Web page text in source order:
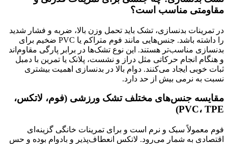
مقاومتی مناسب است؟
در تمرینات بدنسازی، تشک باید تحمل وزن بالا، ضربه و فشار شدید
را داشته باشد. جنس‌هایی مانند فوم متراکم یا PVC ضخیم برای
بدنسازی مناسب‌تر هستند. این نوع تشک‌ها در برابر پارگی مقاوم‌اند
و هنگام انجام حرکاتی مثل دراز و نشست، پلانک یا تمرین با دمبل
ثبات خوبی ایجاد می‌کنند. دوام بالا در بدنسازی اهمیت بیشتری
نسبت به نرمی بیش از حد دارد.
مقایسه جنس‌های مختلف تشک ورزشی (فوم، لاتکس،
PVC، TPE)
فوم معمولاً سبک و نرم است و برای تمرینات خانگی گزینه‌ای
اقتصادی به شمار می‌رود. لاتکس انعطاف‌پذیر و بادوام بوده و حس